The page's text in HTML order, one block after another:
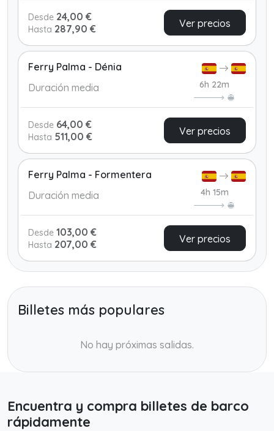
Desde 24,00 €
Hasta 287,90 € Ver precios
Ferry Palma - Dénia
Duración media
6h 22m
Desde 64,00 €
Hasta 511,00 € Ver precios
Ferry Palma - Formentera
Duración media
4h 15m
Desde 103,00 €
Hasta 207,00 € Ver precios
Billetes más populares
No hay próximas salidas.
Encuentra y compra billetes de barco
rápidamente